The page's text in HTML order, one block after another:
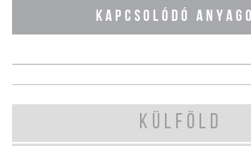
KAPCSOLÓDÓ
KÜLFÖLD